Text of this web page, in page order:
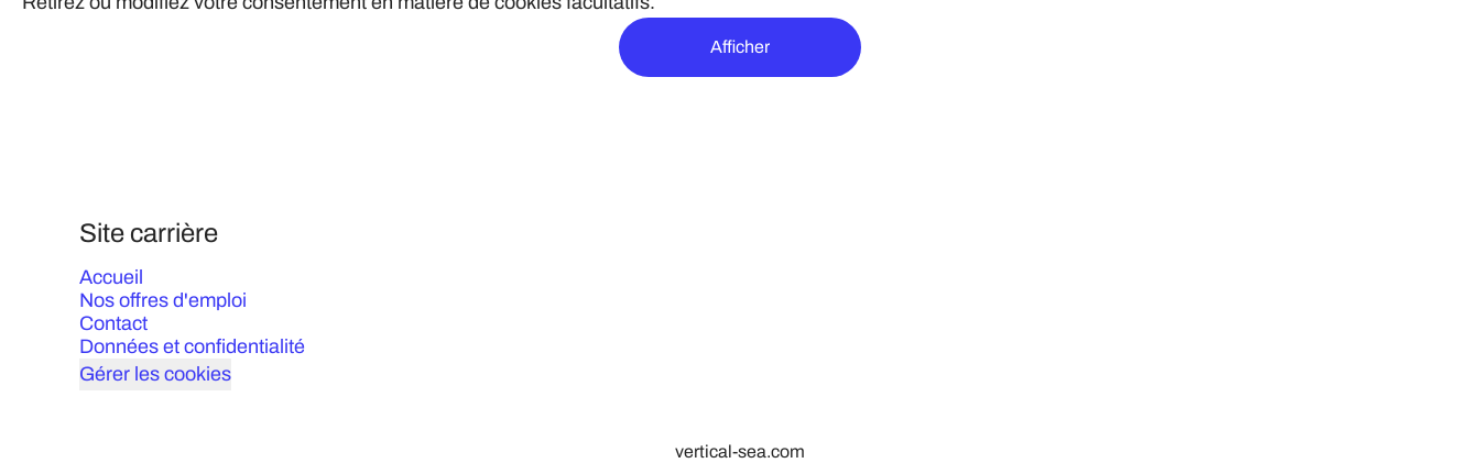
Afficher
Site carrière
Accueil
Nos offres d'emploi
Contact
Données et confidentialité
Gérer les cookies
vertical-sea.com